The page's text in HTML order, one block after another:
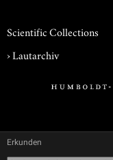
Scientific Collections
›Lautarchiv
Erkunden